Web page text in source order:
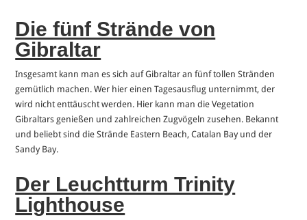
Die fünf Strände von
Gibraltar
Insgesamt kann man es sich auf Gibraltar an fünf tollen Stränden
gemütlich machen. Wer hier einen Tagesausflug unternimmt, der
wird nicht enttäuscht werden. Hier kann man die Vegetation
Gibraltars genießen und zahlreichen Zugvögeln zusehen. Bekannt
und beliebt sind die Strände Eastern Beach, Catalan Bay und der
Sandy Bay.
Der Leuchtturm Trinity
Lighthouse